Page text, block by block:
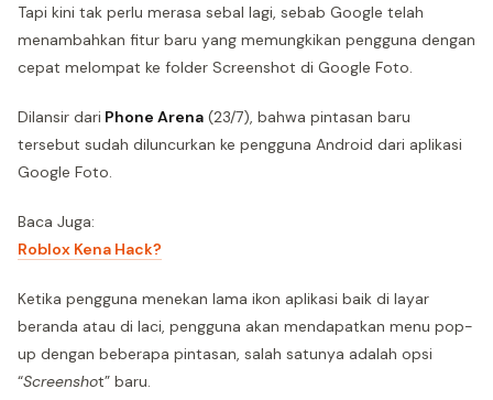
Tapi kini tak perlu merasa sebal lagi, sebab Google telah
menambahkan fitur baru yang memungkikan pengguna dengan
cepat melompat ke folder Screenshot di Google Foto.
Dilansir dari Phone Arena (23/7), bahwa pintasan baru
tersebut sudah diluncurkan ke pengguna Android dari aplikasi
Google Foto.
Baca Juga:
Roblox Kena Hack?
Ketika pengguna menekan lama ikon aplikasi baik di layar
beranda atau di laci, pengguna akan mendapatkan menu pop-
up dengan beberapa pintasan, salah satunya adalah opsi
“Screenshot” baru.